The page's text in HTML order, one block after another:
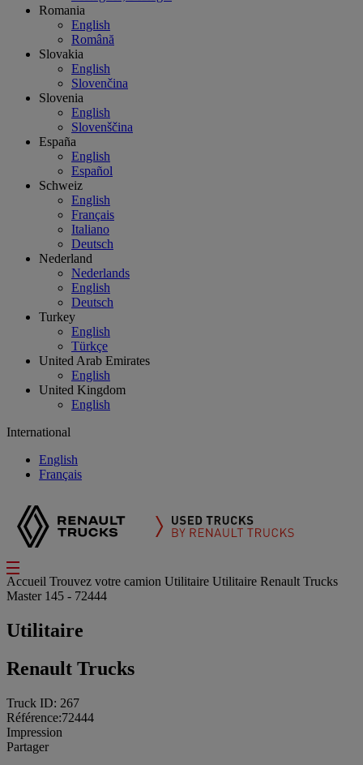
Romania
English
Română
Slovakia
English
Slovenčina
Slovenia
English
Slovenščina
España
English
Español
Schweiz
English
Français
Italiano
Deutsch
Nederland
Nederlands
English
Deutsch
Turkey
English
Türkçe
United Arab Emirates
English
United Kingdom
English
International
English
Français
Accueil Trouvez votre camion Utilitaire Utilitaire Renault Trucks
Master 145 - 72444
Utilitaire
Renault Trucks
Truck ID: 267
Référence:72444
Impression
Partager